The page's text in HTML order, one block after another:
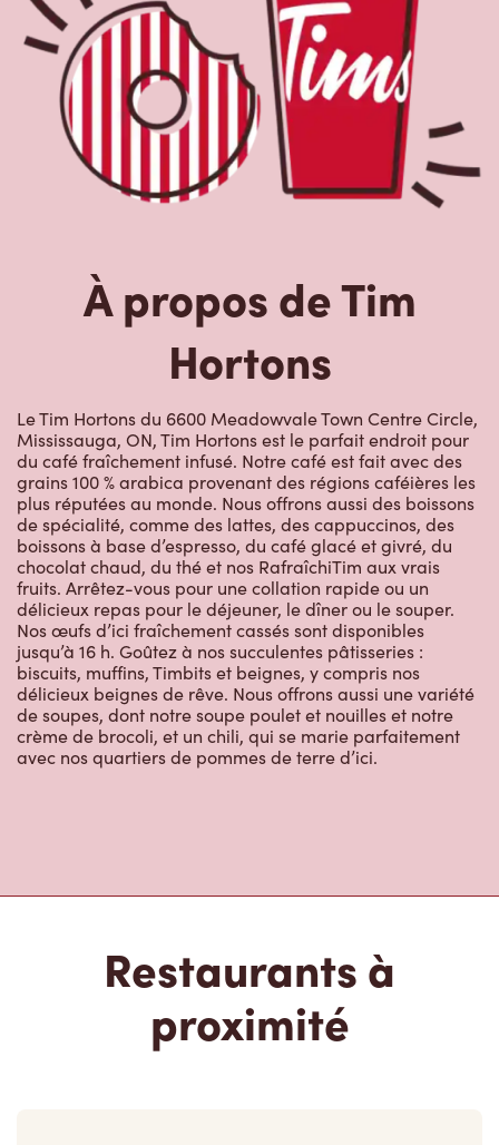
À propos de Tim
Hortons
Le Tim Hortons du 6600 Meadowvale Town Centre Circle,
Mississauga, ON, Tim Hortons est le parfait endroit pour
du café fraîchement infusé. Notre café est fait avec des
grains 100 % arabica provenant des régions caféières les
plus réputées au monde. Nous offrons aussi des boissons
de spécialité, comme des lattes, des cappuccinos, des
boissons à base d’espresso, du café glacé et givré, du
chocolat chaud, du thé et nos RafraîchiTim aux vrais
fruits. Arrêtez-vous pour une collation rapide ou un
délicieux repas pour le déjeuner, le dîner ou le souper.
Nos œufs d’ici fraîchement cassés sont disponibles
jusqu’à 16 h. Goûtez à nos succulentes pâtisseries :
biscuits, muffins, Timbits et beignes, y compris nos
délicieux beignes de rêve. Nous offrons aussi une variété
de soupes, dont notre soupe poulet et nouilles et notre
crème de brocoli, et un chili, qui se marie parfaitement
avec nos quartiers de pommes de terre d’ici.
Restaurants à
proximité